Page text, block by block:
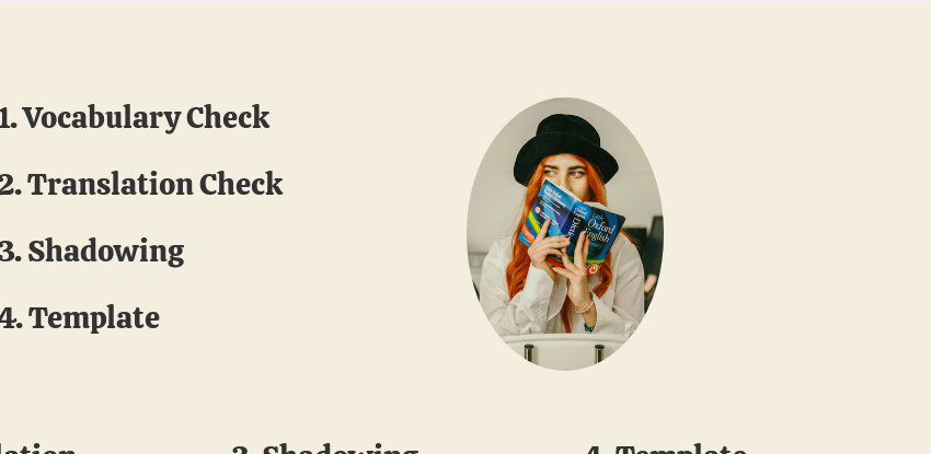
Vocabulary Check
Translation Check
Shadowing
Template